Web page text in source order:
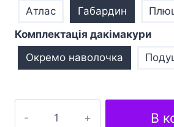
Атлас
Габардин
Комплектація дакімакури
Окремо наволочка
В